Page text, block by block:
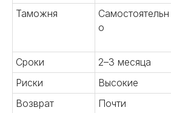
Таможня
Самостоятельн
о
Сроки
2–3 месяца
Риски
Высокие
Возврат
Почти
Разрабатываем прототипы,
тестируем образцы,
контролируем выпуск серийной
надежные поставки и лучшие
цены в Китае.
Подробнее